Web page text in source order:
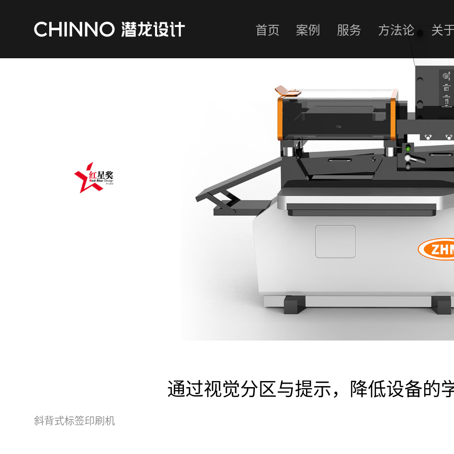
首页 案例 服务 方法论 关
通过视觉分区与提示，降低设备的
斜背式标签印刷机